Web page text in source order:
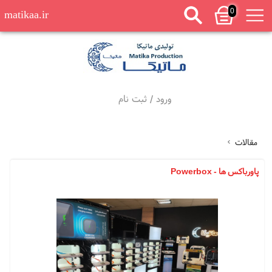
0
matikaa.ir
ورود / ثبت نام
مقالات
پاورباکس ها - Powerbox